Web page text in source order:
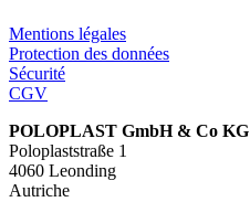
Mentions légales
Protection des données
Sécurité
CGV
POLOPLAST GmbH & Co KG
Poloplaststraße 1
4060 Leonding
Autriche